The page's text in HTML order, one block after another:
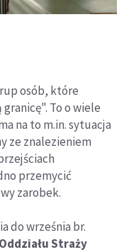
osób, które
To o wiele
na to m.in. sytuacja
ze znalezieniem
przemycić
zarobek.
do września br.
Straży